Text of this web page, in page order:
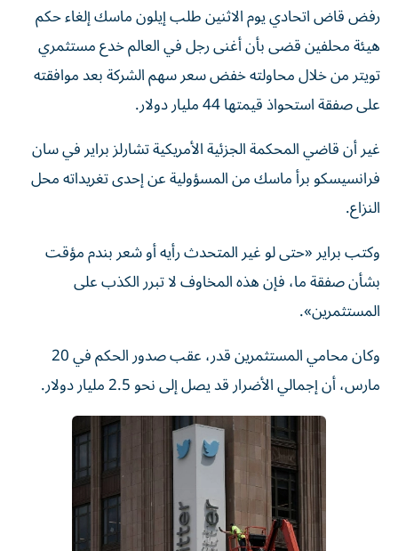
رفض قاض اتحادي يوم الاثنين طلب إيلون ماسك إلغاء حكم
هيئة محلفين قضى بأن أغنى رجل في العالم خدع مستثمري
تويتر من خلال محاولته خفض ‌سعر سهم الشركة بعد موافقته
على صفقة استحواذ قيمتها 44 مليار دولار.
غير ​أن قاضي ⁠المحكمة الجزئية الأمريكية تشارلز براير في سان
فرانسيسكو برأ ماسك ‌من المسؤولية عن إحدى ‌تغريداته محل
النزاع.
وكتب براير «حتى لو غير المتحدث رأيه أو شعر بندم مؤقت
بشأن صفقة ما، فإن هذه المخاوف لا تبرر الكذب على
المستثمرين».
وكان محامي المستثمرين ‌قدر، عقب صدور الحكم في 20
مارس، أن إجمالي الأضرار قد يصل إلى ⁠نحو 2.5 مليار دولار.